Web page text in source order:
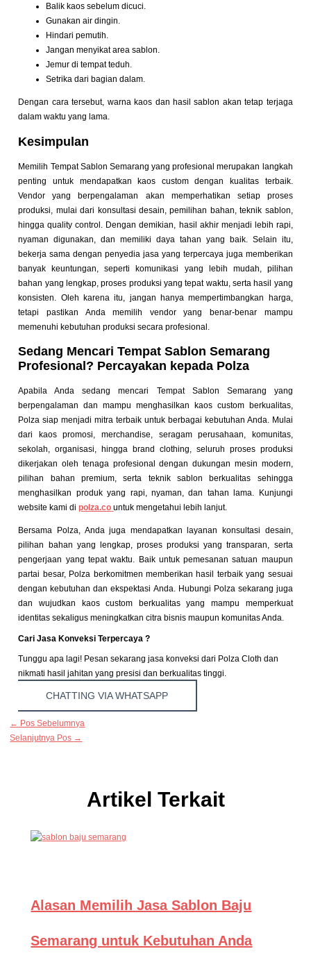
Balik kaos sebelum dicuci.
Gunakan air dingin.
Hindari pemutih.
Jangan menyikat area sablon.
Jemur di tempat teduh.
Setrika dari bagian dalam.
Dengan cara tersebut, warna kaos dan hasil sablon akan tetap terjaga
dalam waktu yang lama.
Kesimpulan
Memilih Tempat Sablon Semarang yang profesional merupakan langkah
penting untuk mendapatkan kaos custom dengan kualitas terbaik.
Vendor yang berpengalaman akan memperhatikan setiap proses
produksi, mulai dari konsultasi desain, pemilihan bahan, teknik sablon,
hingga quality control. Dengan demikian, hasil akhir menjadi lebih rapi,
nyaman digunakan, dan memiliki daya tahan yang baik. Selain itu,
bekerja sama dengan penyedia jasa yang terpercaya juga memberikan
banyak keuntungan, seperti komunikasi yang lebih mudah, pilihan
bahan yang lengkap, proses produksi yang tepat waktu, serta hasil yang
konsisten. Oleh karena itu, jangan hanya mempertimbangkan harga,
tetapi pastikan Anda memilih vendor yang benar-benar mampu
memenuhi kebutuhan produksi secara profesional.
Sedang Mencari Tempat Sablon Semarang
Profesional? Percayakan kepada Polza
Apabila Anda sedang mencari Tempat Sablon Semarang yang
berpengalaman dan mampu menghasilkan kaos custom berkualitas,
Polza siap menjadi mitra terbaik untuk berbagai kebutuhan Anda. Mulai
dari kaos promosi, merchandise, seragam perusahaan, komunitas,
sekolah, organisasi, hingga brand clothing, seluruh proses produksi
dikerjakan oleh tenaga profesional dengan dukungan mesin modern,
pilihan bahan premium, serta teknik sablon berkualitas sehingga
menghasilkan produk yang rapi, nyaman, dan tahan lama. Kunjungi
website kami dipolza.co untuk mengetahui lebih lanjut.
Bersama Polza, Anda juga mendapatkan layanan konsultasi desain,
pilihan bahan yang lengkap, proses produksi yang transparan, serta
pengerjaan yang tepat waktu. Baik untuk pemesanan satuan maupun
partai besar, Polza berkomitmen memberikan hasil terbaik yang sesuai
dengan kebutuhan dan ekspektasi Anda. Hubungi Polza sekarang juga
dan wujudkan kaos custom berkualitas yang mampu memperkuat
identitas sekaligus meningkatkan citra bisnis maupun komunitas Anda.
Cari Jasa Konveksi Terpercaya ?
Tunggu apa lagi! Pesan sekarang jasa konveksi dari Polza Cloth dan
nikmati hasil jahitan yang presisi dan berkualitas tinggi.
CHATTING VIA WHATSAPP
← Pos Sebelumnya
Selanjutnya Pos →
Artikel Terkait
Alasan Memilih Jasa Sablon Baju
Semarang untuk Kebutuhan Anda